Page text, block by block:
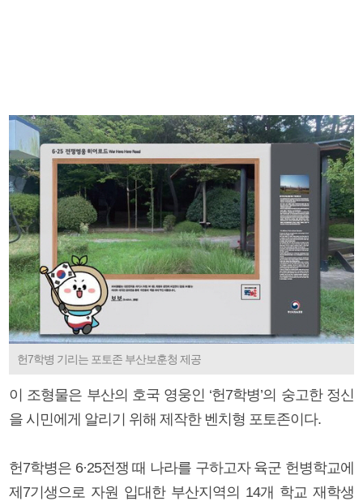
헌7학병 기리는 포토존 부산보훈청 제공
이 조형물은 부산의 호국 영웅인 ‘헌7학병’의 숭고한 정신
을 시민에게 알리기 위해 제작한 벤치형 포토존이다.
헌7학병은 6·25전쟁 때 나라를 구하고자 육군 헌병학교에
제7기생으로 자원 입대한 부산지역의 14개 학교 재학생